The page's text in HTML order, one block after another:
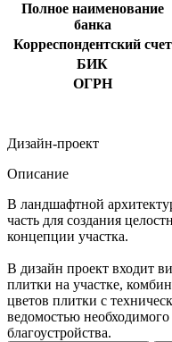
Полное наименование
банка
Корреспондентский счет
БИК
ОГРН
Дизайн-проект
Описание
В ландшафтной
часть для создания
концепции участка.
В дизайн проект входит
плитки на участке,
цветов плитки с
ведомостью
благоустройства.